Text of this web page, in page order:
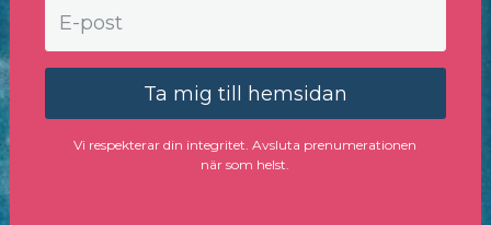
Ta mig till hemsidan
Vi respekterar din integritet. Avsluta prenumerationen
när som helst.